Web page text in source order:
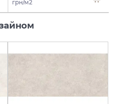
грн/м2